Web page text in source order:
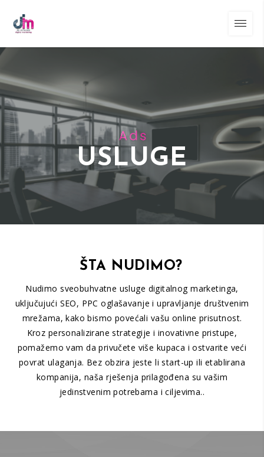
USLUGE
ŠTA NUDIMO?
Nudimo sveobuhvatne usluge digitalnog marketinga,
uključujući SEO, PPC oglašavanje i upravljanje društvenim
mrežama, kako bismo povećali vašu online prisutnost.
Kroz personalizirane strategije i inovativne pristupe,
pomažemo vam da privučete više kupaca i ostvarite veći
povrat ulaganja. Bez obzira jeste li start-up ili etablirana
kompanija, naša rješenja prilagođena su vašim
jedinstvenim potrebama i ciljevima..